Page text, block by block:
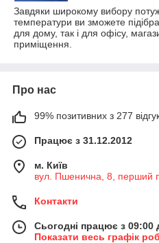
Завдяки широкому вибору
температури ви зможете
для дому, так і для офісу,
приміщення.
Про нас
99% позитивних з 277
Працює з 31.12.2012
м. Київ
вул. Пшенична, 8, перший
Контакти
Сьогодні працює з 09:00
Показати весь графік